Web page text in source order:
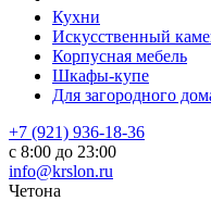
Кухни
Искусственный
Корпусная мебель
Шкафы-купе
Для загородного
+7 (921) 936-18-36
с 8:00 до 23:00
info@krslon.ru
Четона